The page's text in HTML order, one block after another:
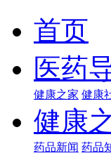
首页
医药
健康之家 健康
健康
药品新闻 药品